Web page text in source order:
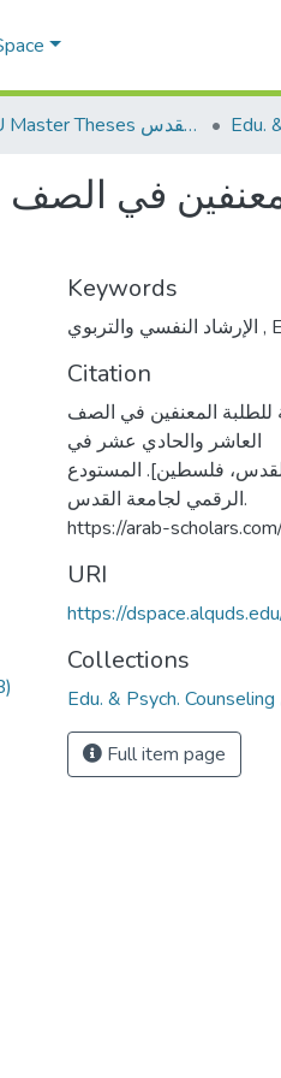
AQU Master Theses الرسائل الجامعية الخاصة بجامعة القدس
في
Keywords
,
Citation
الشخصية للطلبة المعنفين في الصف
العاشر والحادي عشر في
فلسطين]. المستودع
الرقمي لجامعة القدس.
https://arab-
URI
https://
Collections
Full item page